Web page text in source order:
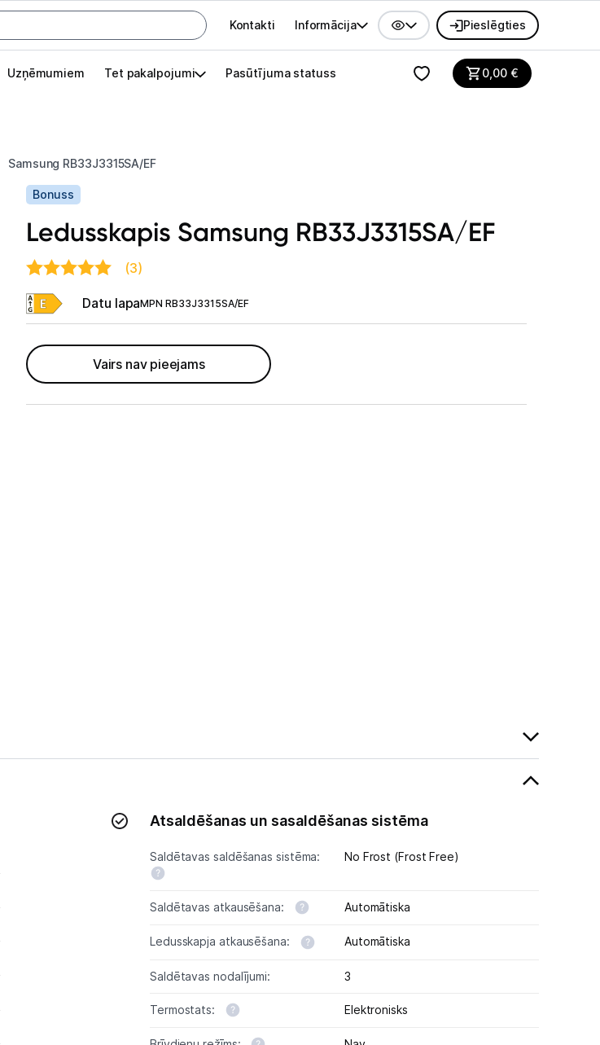
Galvenes izvēlne
Kontakti Informācija Pieslēgties
Uzņēmumiem Tet pakalpojumi Pasūtījuma statuss 0,00€
Samsung RB33J3315SA/EF
Pieslēgties
Bonuss
Ledusskapis Samsung RB33J3315SA/EF
(3)
Datu lapaMPN RB33J3315SA/EF
Vairs nav pieejams
Atsaldēšanas un sasaldēšanas sistēma
Saldētavas saldēšanas sistēma: No Frost (Frost Free)
Saldētavas atkausēšana: Automātiska
Ledusskapja atkausēšana: Automātiska
Saldētavas nodalījumi: 3
Termostats: Elektronisks